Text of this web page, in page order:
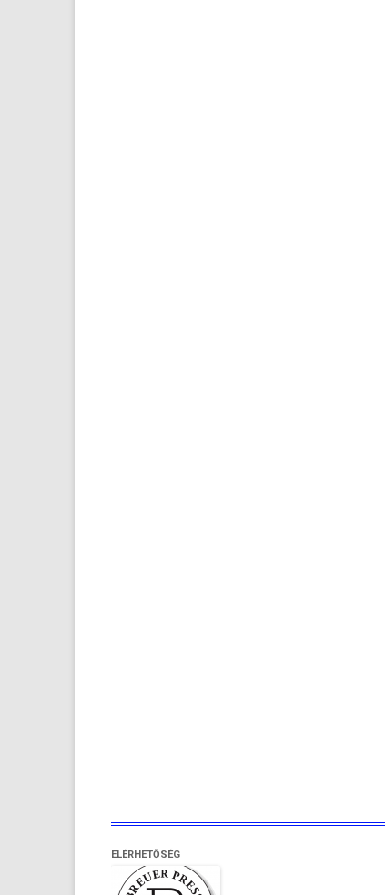
ELÉRHETŐSÉG